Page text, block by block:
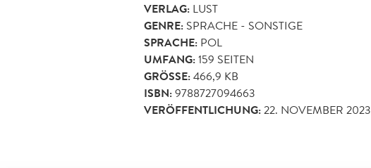
VERLAG: LUST
GENRE: SPRACHE - SONSTIGE
SPRACHE: POL
UMFANG:159 SEITEN
GRÖSSE: 466,9 KB
ISBN:9788727094663
VERÖFFENTLICHUNG:22. NOVEMBER 2023